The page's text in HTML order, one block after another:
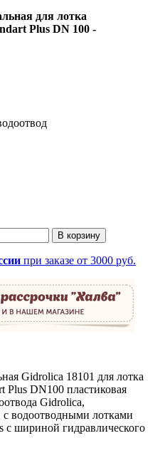
для лотка
Plus DN 100 -
при заказе от 3000 руб.
Gidrolica 18101 для лотка
Plus DN100 пластиковая
Gidrolica,
с водоотводными лотками
с шириной гидравлического